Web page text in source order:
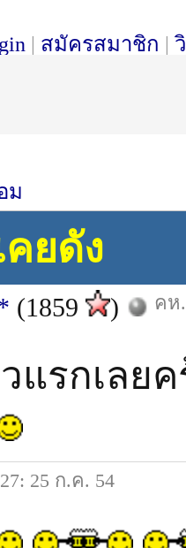
| สมัครสมาชิก |
ม
ยดัง
(1859 ) คห
แรกเลย
25 ก.ค. 54